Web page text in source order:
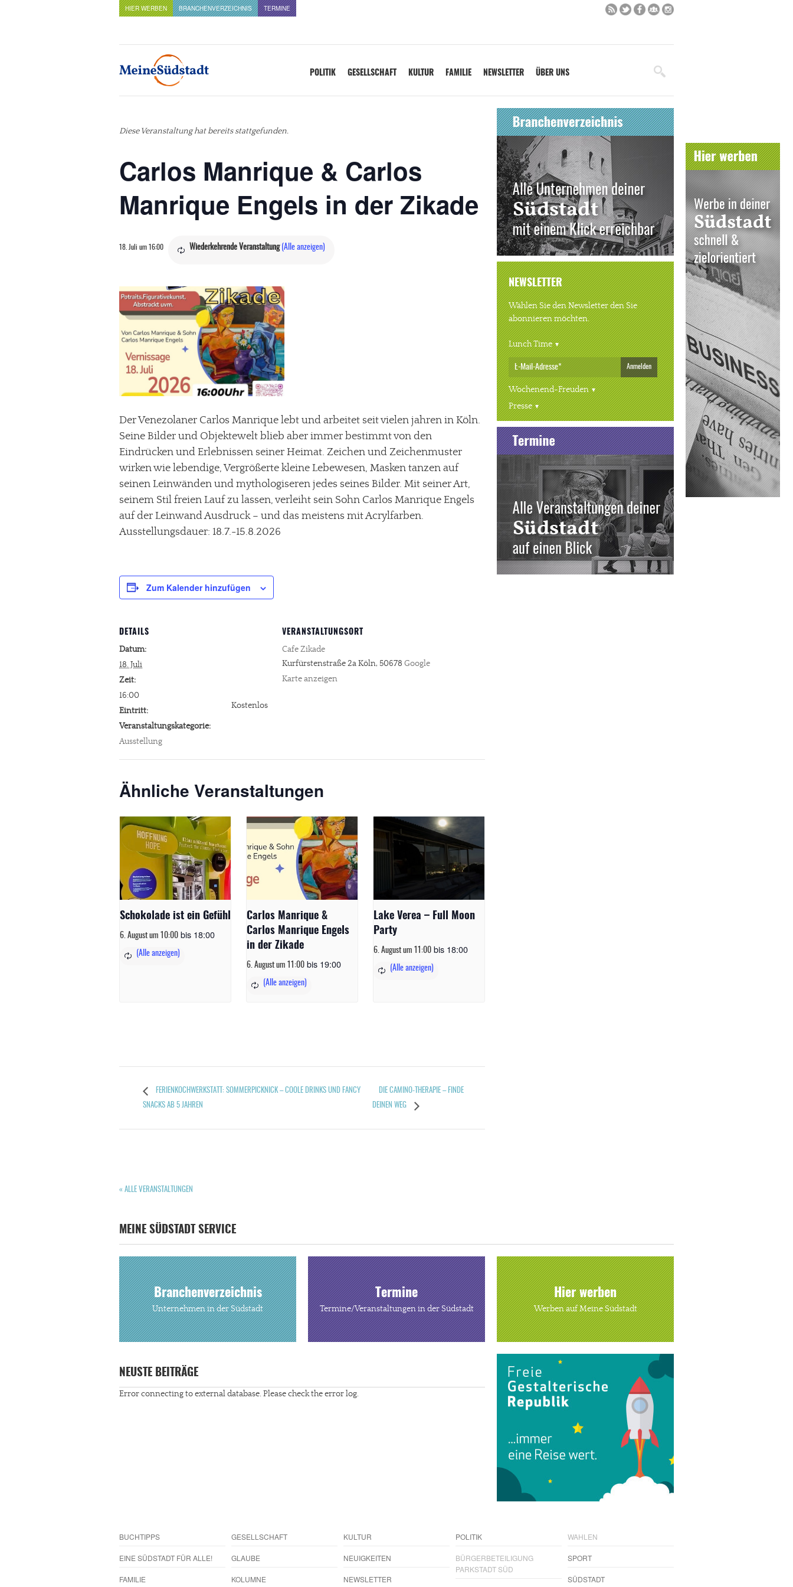
HIER WERBEN BRANCHENVERZEICHNIS TERMINE
POLITIK GESELLSCHAFT KULTUR FAMILIE NEWSLETTER ÜBER UNS
« ALLE VERANSTALTUNGEN
Diese Veranstaltung hat bereits stattgefunden.
Carlos Manrique & Carlos
Manrique Engels in der Zikade
18. Juli um 16:00 Wiederkehrende Veranstaltung (Alle anzeigen)
Der Venezolaner Carlos Manrique lebt und arbeitet seit vielen jahren in Köln.
Seine Bilder und Objektewelt blieb aber immer bestimmt von den
Eindrücken und Erlebnissen seiner Heimat. Zeichen und Zeichenmuster
wirken wie lebendige, Vergrößerte kleine Lebewesen, Masken tanzen auf
seinen Leinwänden und mythologiseren jedes seines Bilder. Mit seiner Art,
seinem Stil freien Lauf zu lassen, verleiht sein Sohn Carlos Manrique Engels
auf der Leinwand Ausdruck – und das meistens mit Acrylfarben.
Ausstellungsdauer: 18.7.-15.8.2026
Zum Kalender hinzufügen
DETAILS
Datum:
18. Juli
Zeit:
16:00
Eintritt:
Kostenlos
Veranstaltungskategorie:
Ausstellung
VERANSTALTUNGSORT
Cafe Zikade
Kurfürstenstraße 2a Köln, 50678 Google
Karte anzeigen
Ähnliche Veranstaltungen
Schokolade ist ein Gefühl
6. August um 10:00 bis 18:00
Carlos Manrique &
Carlos Manrique Engels
in der Zikade
6. August um 11:00 bis 19:00
Lake Verea – Full Moon
Party
6. August um 11:00 bis 18:00
FERIENKOCHWERKSTATT: SOMMERPICKNICK – COOLE DRINKS UND FANCY
SNACKS AB 5 JAHREN
DIE CAMINO-THERAPIE – FINDE
DEINEN WEG
NEWSLETTER
Wählen Sie den Newsletter den Sie
abonnieren möchten.
Lunch Time
Anmelden
Wochenend-Freuden
Presse
MEINE SÜDSTADT SERVICE
Branchenverzeichnis
Unternehmen in der Südstadt
Termine
Termine/Veranstaltungen in der Südstadt
Hier werben
Werben auf Meine Südstadt
NEUSTE BEITRÄGE
Error connecting to external database. Please check the error log.
BUCHTIPPS
EINE SÜDSTADT FÜR ALLE!
FAMILIE
GESELLSCHAFT
GLAUBE
KOLUMNE
KULTUR
NEUIGKEITEN
NEWSLETTER
POLITIK
BÜRGERBETEILIGUNG
PARKSTADT SÜD
WAHLEN
SPORT
SÜDSTADT